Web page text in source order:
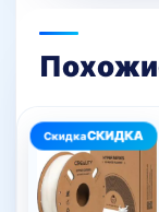
Этот
товар
имеет
несколько